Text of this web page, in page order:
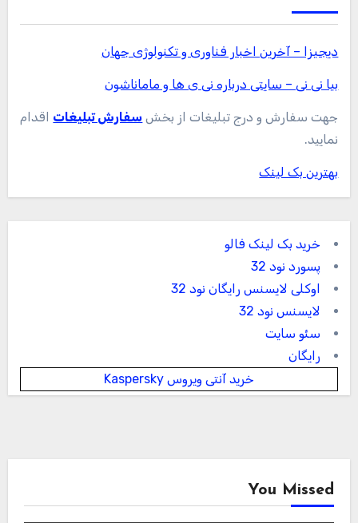
دیجیزا – آخرین اخبار فناوری و تکنولوژی جهان
بیا نی نی – سایتی درباره نی ی ها و ماماناشون
جهت سفارش و درج تبلیغات از بخش سفارش تبلیغات اقدام
نمایید.
بهترین بک لینک
خرید بک لینک فالو
پسورد نود 32
اوکلی لایسنس رایگان نود 32
لایسنس نود 32
سئو سایت
رایگان
خرید آنتی ویروس Kaspersky
You Missed